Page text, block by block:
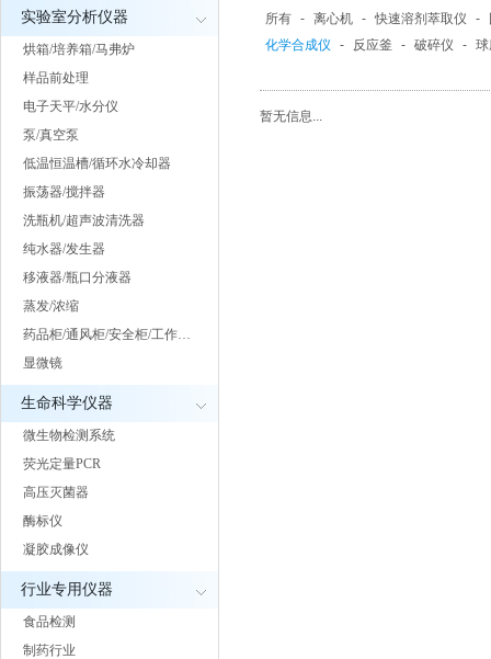
实验室分析仪器
烘箱/培养箱/马弗炉
样品前处理
电子天平/水分仪
泵/真空泵
低温恒温槽/循环水冷却器
振荡器/搅拌器
洗瓶机/超声波清洗器
纯水器/发生器
移液器/瓶口分液器
蒸发/浓缩
药品柜/通风柜/安全柜/工作…
显微镜
生命科学仪器
微生物检测系统
荧光定量PCR
高压灭菌器
酶标仪
凝胶成像仪
行业专用仪器
食品检测
制药行业
所有 - 离心机 - 快速溶剂萃取仪 -
化学合成仪
- 反应釜 - 破碎仪 -
暂无信息...